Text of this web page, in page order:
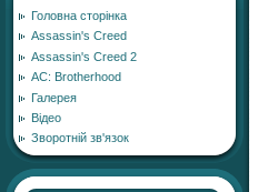
Головна сторінка
Assassin's Creed
Assassin's Creed 2
AC: Brotherhood
Галерея
Відео
Зворотній зв'язок